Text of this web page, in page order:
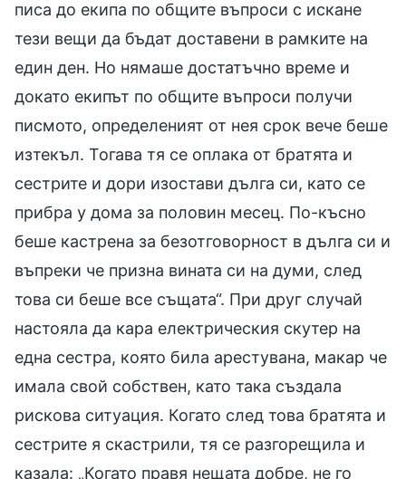
писа до екипа по общите въпроси с искане
тези вещи да бъдат доставени в рамките на
един ден. Но нямаше достатъчно време и
докато екипът по общите въпроси получи
писмото, определеният от нея срок вече беше
изтекъл. Тогава тя се оплака от братята и
сестрите и дори изостави дълга си, като се
прибра у дома за половин месец. По-късно
беше кастрена за безотговорност в дълга си и
въпреки че призна вината си на думи, след
това си беше все същата“. При друг случай
настояла да кара електрическия скутер на
една сестра, която била арестувана, макар че
имала свой собствен, като така създала
рискова ситуация. Когато след това братята и
сестрите я скастрили, тя се разгорещила и
казала: „Когато правя нещата добре, не го